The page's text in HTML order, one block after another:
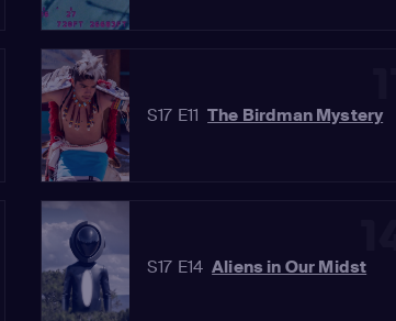
S17 E11 The Birdman Mystery
S17 E14 Aliens in Our Midst